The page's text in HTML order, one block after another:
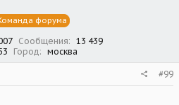
форума
Сообщения
13 439
Город москва
#99